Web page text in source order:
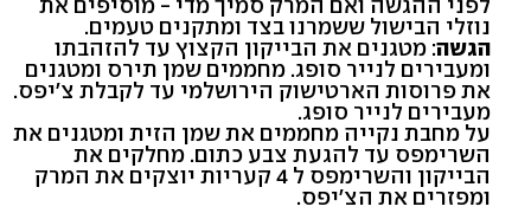
לפני ההגשה ואם המרק סמיך מדי - מוסיפים את
נוזלי הבישול ששמרנו בצד ומתקנים טעמים.
הגשה: מטגנים את הבייקון הקצוץ עד להזהבתו
ומעבירים לנייר סופג. מחממים שמן תירס ומטגנים
את פרוסות הארטישוק הירושלמי עד לקבלת צ'יפס.
מעבירים לנייר סופג.
על מחבת נקייה מחממים את שמן הזית ומטגנים את
השרימפס עד להגעת צבע כתום. מחלקים את
הבייקון והשרימפס ל 4 קעריות יוצקים את המרק
ומפזרים את הצ'יפס.